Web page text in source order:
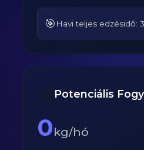
🎯 Havi teljes edzésidő:
⚖️ Potenciális
0kg/hó